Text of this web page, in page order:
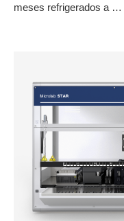
meses refrigerados a …